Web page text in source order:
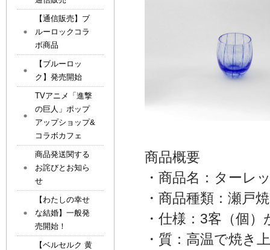
商品概要
・商品名：ターレ
・商品種類：瀬戸
・仕様：3客（個
・質：高温で焼き
【通信販売】ブ
ルーロックコラ
ボ商品
【ブルーロッ
ク】発売開始
TVアニメ「進撃
の巨人」ポップ
アップショップ&
コラボカフェ
商品発送関する
お詫びとお知ら
せ
【わたしの幸せ
な結婚】一般発
売開始！
【ベルセルク 黄